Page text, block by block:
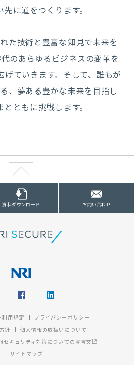
先に道をつくります。
た技術と豊富な知見で未来を
のあらゆるビジネスの変革を
ていきます。 そして、誰もが
、夢ある豊かな未来を目指し
とともに挑戦します。
資料ダウンロード お問い合わせ
利用規定
プライバシーポリシー
針
個人情報の取扱いについて
セキュリティ対策についての宣言文
サイトマップ